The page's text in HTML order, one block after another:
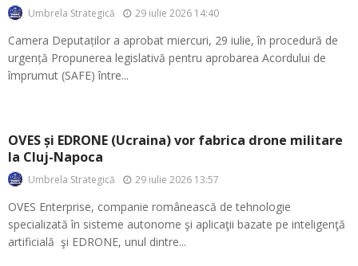
Umbrela Strategică 29 iulie 2026 14:40
Camera Deputaților a aprobat miercuri, 29 iulie, în procedură de
urgență Propunerea legislativă pentru aprobarea Acordului de
împrumut (SAFE) între...
OVES și EDRONE (Ucraina) vor fabrica drone militare
la Cluj-Napoca
Umbrela Strategică 29 iulie 2026 13:57
OVES Enterprise, companie românească de tehnologie
specializată în sisteme autonome şi aplicaţii bazate pe inteligenţă
artificială şi EDRONE, unul dintre...